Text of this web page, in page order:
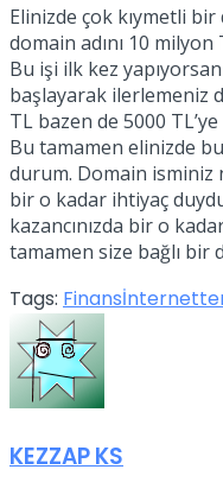
Elinizde çok kıymetli
domain adını 10
Bu işi ilk kez
başlayarak ilerlemeniz
TL bazen de 5000
Bu tamamen elinizde
durum. Domain isminiz
bir o kadar ihtiyaç
kazancınızda bir o
tamamen size bağlı bir
Tags: Finans
KEZZAP KS